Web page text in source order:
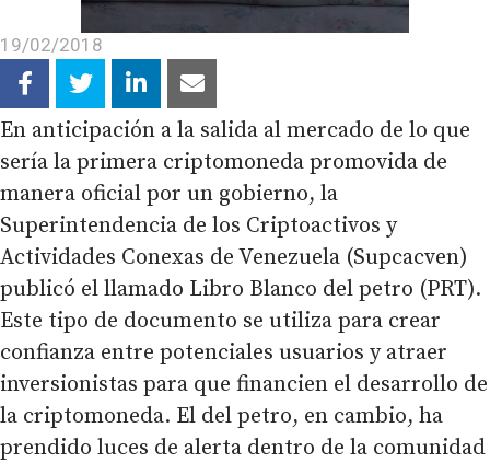
19/02/2018
En anticipación a la salida al mercado de lo que
sería la primera criptomoneda promovida de
manera oficial por un gobierno, la
Superintendencia de los Criptoactivos y
Actividades Conexas de Venezuela (Supcacven)
publicó el llamado Libro Blanco del petro (PRT).
Este tipo de documento se utiliza para crear
confianza entre potenciales usuarios y atraer
inversionistas para que financien el desarrollo de
la criptomoneda. El del petro, en cambio, ha
prendido luces de alerta dentro de la comunidad